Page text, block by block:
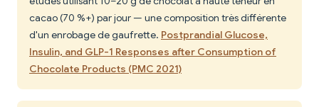
cacao (70 %+) par jour — une composition très différente
d'un enrobage de gaufrette. Postprandial Glucose,
Insulin, and GLP-1 Responses after Consumption of
Chocolate Products (PMC 2021)